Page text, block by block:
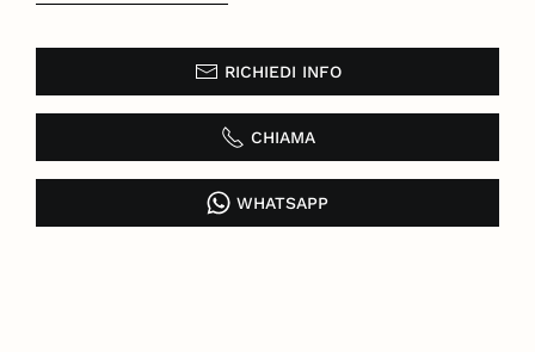
RICHIEDI INFO
CHIAMA
WHATSAPP